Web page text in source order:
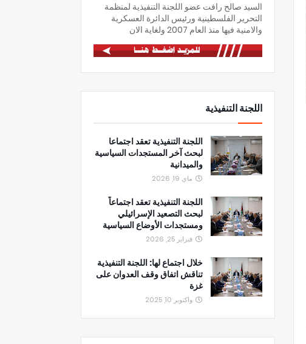
السيد صالح رافت عضو اللجنة التنفيذية لمنظمة
التحرير الفلسطينية ورئيس الدائرة العسكرية
والامنية فيها منذ العام 2007 ولغاية الان
اللجنة التنفيذية
اللجنة التنفيذية تعقد اجتماعا
لبحث آخر المستجدات السياسية
والميدانية
ماي 19, 2026
اللجنة التنفيذية تعقد اجتماعاً
لبحث التصعيد الإسرائيلي
ومستجدات الأوضاع السياسية
فبراير 25, 2026
خلال اجتماع لها: اللجنة التنفيذية
تناقش اتفاق وقف العدوان على
غزة
واكتوبر 10, 2025